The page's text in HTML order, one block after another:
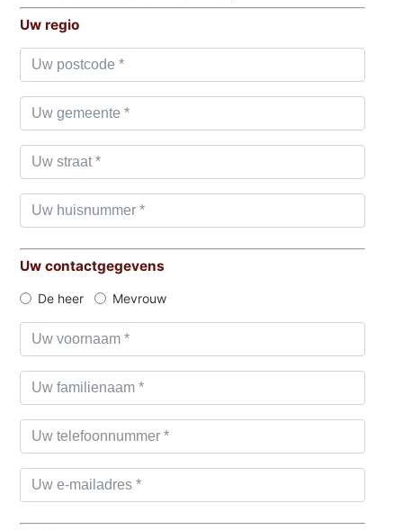
Uw regio
Uw contactgegevens
De heer Mevrouw